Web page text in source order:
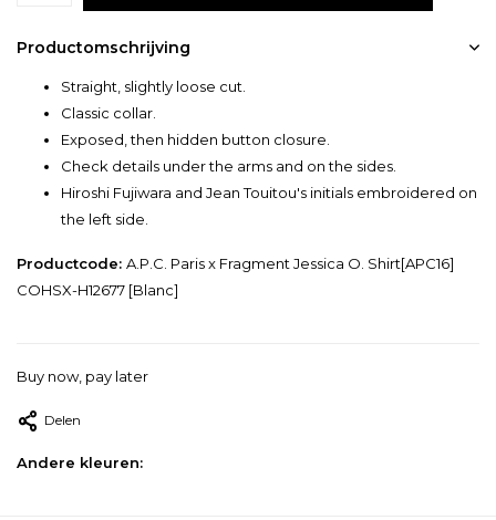
Productomschrijving
Straight, slightly loose cut.
Classic collar.
Exposed, then hidden button closure.
Check details under the arms and on the sides.
Hiroshi Fujiwara and Jean Touitou's initials embroidered on
the left side.
Productcode: A.P.C. Paris x Fragment Jessica O. Shirt[APC16]
COHSX-H12677 [Blanc]
Buy now, pay later
Delen
Andere kleuren: